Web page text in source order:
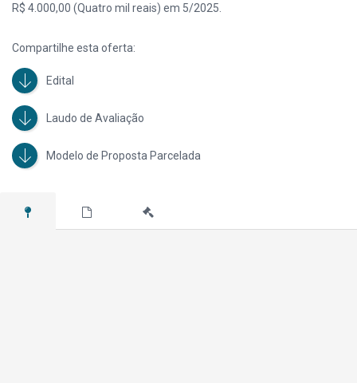
R$ 4.000,00 (Quatro mil reais) em 5/2025.
Compartilhe esta oferta:
Edital
Laudo de Avaliação
Modelo de Proposta Parcelada